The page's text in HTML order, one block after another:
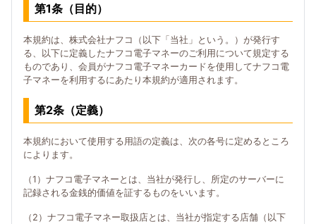
第1条（目的）
本規約は、株式会社ナフコ（以下「当社」という。）が発行す
る、以下に定義したナフコ電子マネーのご利用について規定する
ものであり、会員がナフコ電子マネーカードを使用してナフコ電
子マネーを利用するにあたり本規約が適用されます。
第2条（定義）
本規約において使用する用語の定義は、次の各号に定めるところ
によります。
（1）ナフコ電子マネーとは、当社が発行し、所定のサーバーに
記録される金銭的価値を証するものをいいます。
（2）ナフコ電子マネー取扱店とは、当社が指定する店舗（以下